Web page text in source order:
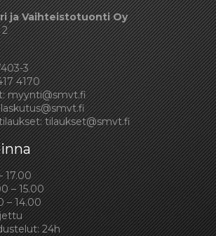
ja Vaihteistotuonti Oy
3
4170
myynti@smvt.fi
laskutus@smvt.fi
tilaukset@smvt.fi
17.00
– 15.00
– 14.00
24h